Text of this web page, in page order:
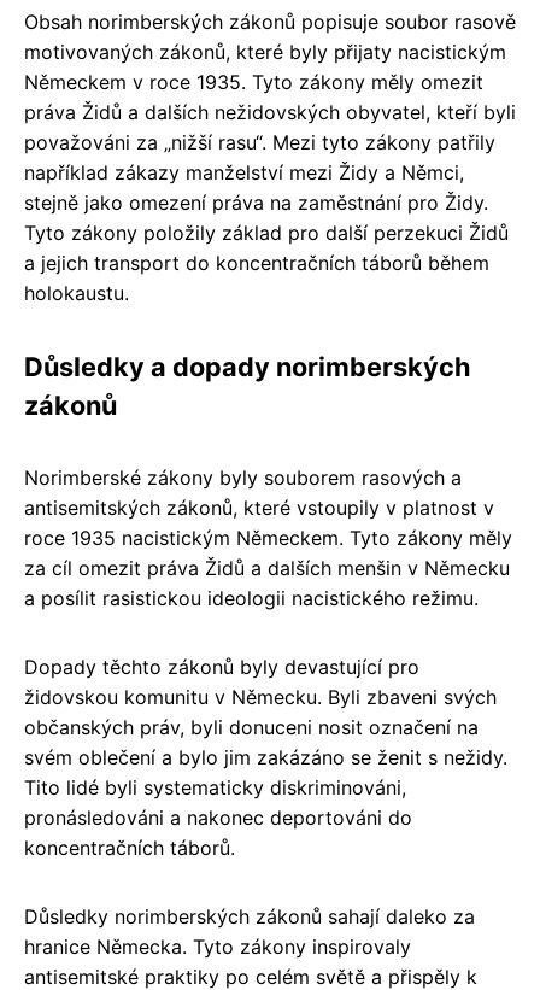
Obsah norimberských zákonů popisuje soubor rasově
motivovaných zákonů, které byly přijaty nacistickým
Německem v roce 1935. Tyto zákony měly omezit
práva Židů a dalších nežidovských obyvatel, kteří byli
považováni za „nižší rasu“. Mezi tyto zákony patřily
například zákazy manželství mezi Židy a Němci,
stejně jako omezení práva na zaměstnání pro Židy.
Tyto zákony položily základ pro další perzekuci Židů
a jejich transport do koncentračních táborů během
holokaustu.
Důsledky a dopady norimberských
zákonů
Norimberské zákony byly souborem rasových a
antisemitských zákonů, které vstoupily v platnost v
roce 1935 nacistickým Německem. Tyto zákony měly
za cíl omezit práva Židů a dalších menšin v Německu
a posílit rasistickou ideologii nacistického režimu.
Dopady těchto zákonů byly devastující pro
židovskou komunitu v Německu. Byli zbaveni svých
občanských práv, byli donuceni nosit označení na
svém oblečení a bylo jim zakázáno se ženit s nežidy.
Tito lidé byli systematicky diskriminováni,
pronásledováni a nakonec deportováni do
koncentračních táborů.
Důsledky norimberských zákonů sahají daleko za
hranice Německa. Tyto zákony inspirovaly
antisemitské praktiky po celém světě a přispěly k